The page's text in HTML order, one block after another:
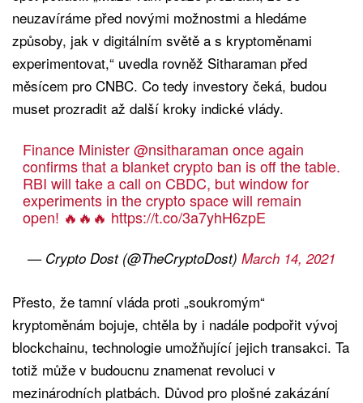
neuzavíráme před novými možnostmi a hledáme
způsoby, jak v digitálním světě a s kryptoměnami
experimentovat,“ uvedla rovněž Sitharaman před
měsícem pro CNBC. Co tedy investory čeká, budou
muset prozradit až další kroky indické vlády.
Finance Minister@nsitharaman once again
confirms that a blanket crypto ban is off the table.
RBI will take a call on CBDC, but window for
experiments in the crypto space will remain
open! 🔥🔥🔥 https://t.co/3a7yhH6zpE
— Crypto Dost (@TheCryptoDost) March 14, 2021
Přesto, že tamní vláda proti „soukromým“
kryptoměnám bojuje, chtěla by i nadále podpořit vývoj
blockchainu, technologie umožňující jejich transakci. Ta
totiž může v budoucnu znamenat revoluci v
mezinárodních platbách. Důvod pro plošné zakázání